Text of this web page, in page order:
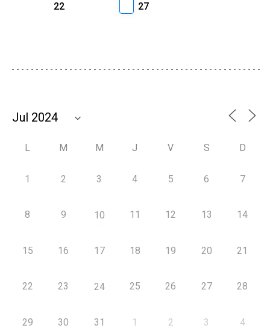
22
27
L M M J V S D
1 2 3 4 5 6 7
8 9 10 11 12 13 14
15 16 17 18 19 20 21
22 23 24 25 26 27 28
29 30 31 1 2 3 4